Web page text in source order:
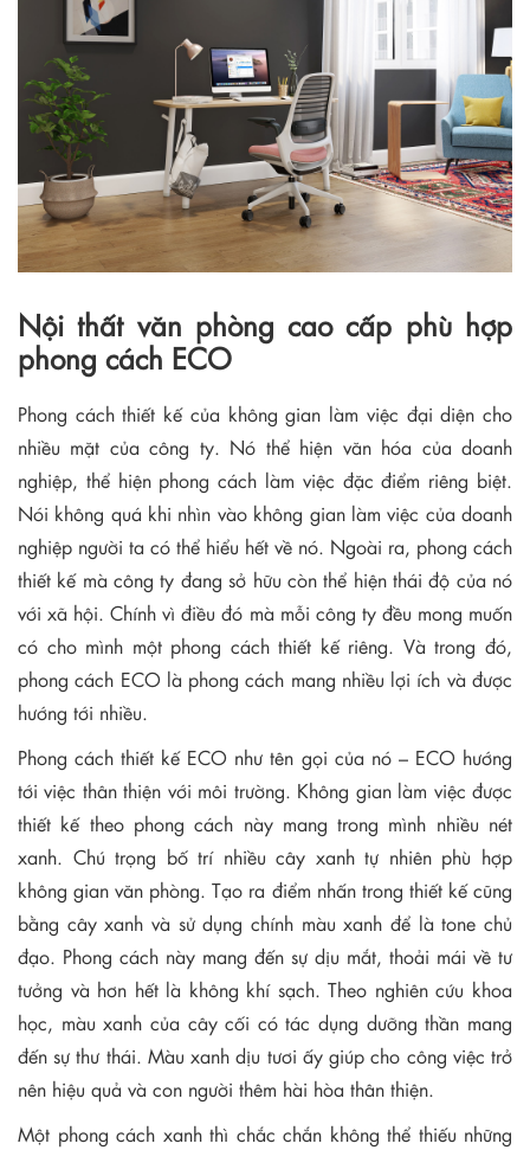
Nội thất văn phòng cao cấp phù hợp
phong cách ECO
Phong cách thiết kế của không gian làm việc đại diện cho
nhiều mặt của công ty. Nó thể hiện văn hóa của doanh
nghiệp, thể hiện phong cách làm việc đặc điểm riêng biệt.
Nói không quá khi nhìn vào không gian làm việc của doanh
nghiệp người ta có thể hiểu hết về nó. Ngoài ra, phong cách
thiết kế mà công ty đang sở hữu còn thể hiện thái độ của nó
với xã hội. Chính vì điều đó mà mỗi công ty đều mong muốn
có cho mình một phong cách thiết kế riêng. Và trong đó,
phong cách ECO là phong cách mang nhiều lợi ích và được
hướng tới nhiều.
Phong cách thiết kế ECO như tên gọi của nó – ECO hướng
tới việc thân thiện với môi trường. Không gian làm việc được
thiết kế theo phong cách này mang trong mình nhiều nét
xanh. Chú trọng bố trí nhiều cây xanh tự nhiên phù hợp
không gian văn phòng. Tạo ra điểm nhấn trong thiết kế cũng
bằng cây xanh và sử dụng chính màu xanh để là tone chủ
đạo. Phong cách này mang đến sự dịu mắt, thoải mái về tư
tưởng và hơn hết là không khí sạch. Theo nghiên cứu khoa
học, màu xanh của cây cối có tác dụng dưỡng thần mang
đến sự thư thái. Màu xanh dịu tươi ấy giúp cho công việc trở
nên hiệu quả và con người thêm hài hòa thân thiện.
Một phong cách xanh thì chắc chắn không thể thiếu những